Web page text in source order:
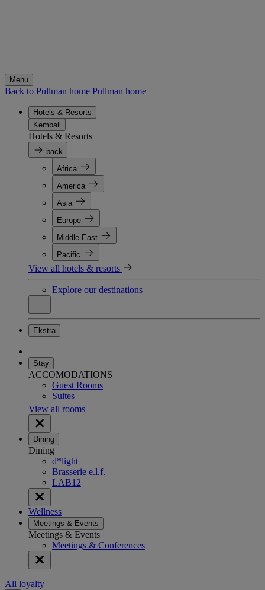
Menu
Back to Pullman home Pullman home
Hotels & Resorts
Kembali
Hotels & Resorts
back
Africa
America
Asia
Europe
Middle East
Pacific
View all hotels & resorts
Explore our destinations
Ekstra
Stay
ACCOMODATIONS
Guest Rooms
Suites
View all rooms
Dining
Dining
d*light
Brasserie e.l.f.
LAB12
Wellness
Meetings & Events
Meetings & Events
Meetings & Conferences
All loyalty